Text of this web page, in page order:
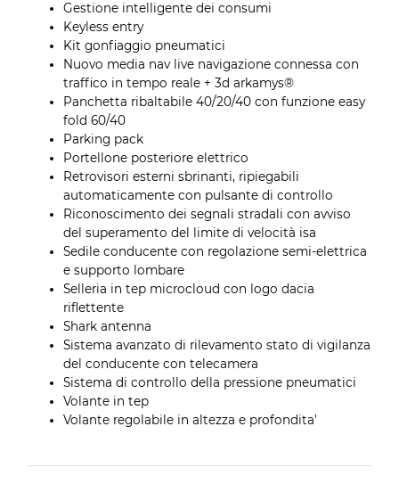
Gestione intelligente dei consumi
Keyless entry
Kit gonfiaggio pneumatici
Nuovo media nav live navigazione connessa con
traffico in tempo reale + 3d arkamys®
Panchetta ribaltabile 40/20/40 con funzione easy
fold 60/40
Parking pack
Portellone posteriore elettrico
Retrovisori esterni sbrinanti, ripiegabili
automaticamente con pulsante di controllo
Riconoscimento dei segnali stradali con avviso
del superamento del limite di velocità isa
Sedile conducente con regolazione semi-elettrica
e supporto lombare
Selleria in tep microcloud con logo dacia
riflettente
Shark antenna
Sistema avanzato di rilevamento stato di vigilanza
del conducente con telecamera
Sistema di controllo della pressione pneumatici
Volante in tep
Volante regolabile in altezza e profondita'